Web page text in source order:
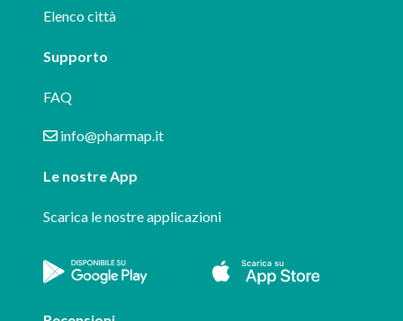
Elenco città
Supporto
FAQ
info@pharmap.it
Le nostre App
Scarica le nostre applicazioni